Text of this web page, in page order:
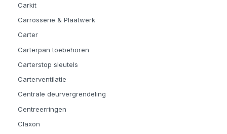
Carkit
Carrosserie & Plaatwerk
Carter
Carterpan toebehoren
Carterstop sleutels
Carterventilatie
Centrale deurvergrendeling
Centreerringen
Claxon